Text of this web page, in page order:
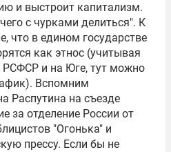
и выстроит капитализм.
с чурками делиться". К
что в едином государстве
как этнос (учитывая
и на Юге, тут можно
Вспомним
Распутина на съезде
за отделение России от
"Огонька" и
прессу. Если бы не